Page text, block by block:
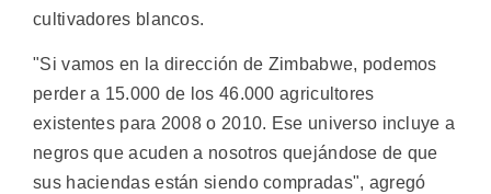
cultivadores blancos.
"Si vamos en la dirección de Zimbabwe, podemos
perder a 15.000 de los 46.000 agricultores
existentes para 2008 o 2010. Ese universo incluye a
negros que acuden a nosotros quejándose de que
sus haciendas están siendo compradas", agregó